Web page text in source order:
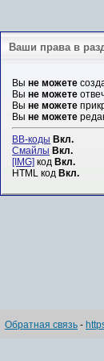
Ваши права в
Выне можете
Выне можете
Выне можете
Выне можете
BB-коды Вкл.
Смайлы Вкл.
[IMG] код Вкл.
HTML код Вкл.
Обратная связь -